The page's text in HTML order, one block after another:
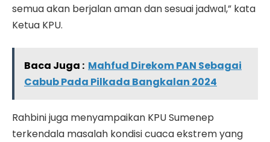
semua akan berjalan aman dan sesuai jadwal,” kata
Ketua KPU.
Baca Juga : Mahfud Direkom PAN Sebagai
Cabub Pada Pilkada Bangkalan 2024
Rahbini juga menyampaikan KPU Sumenep
terkendala masalah kondisi cuaca ekstrem yang